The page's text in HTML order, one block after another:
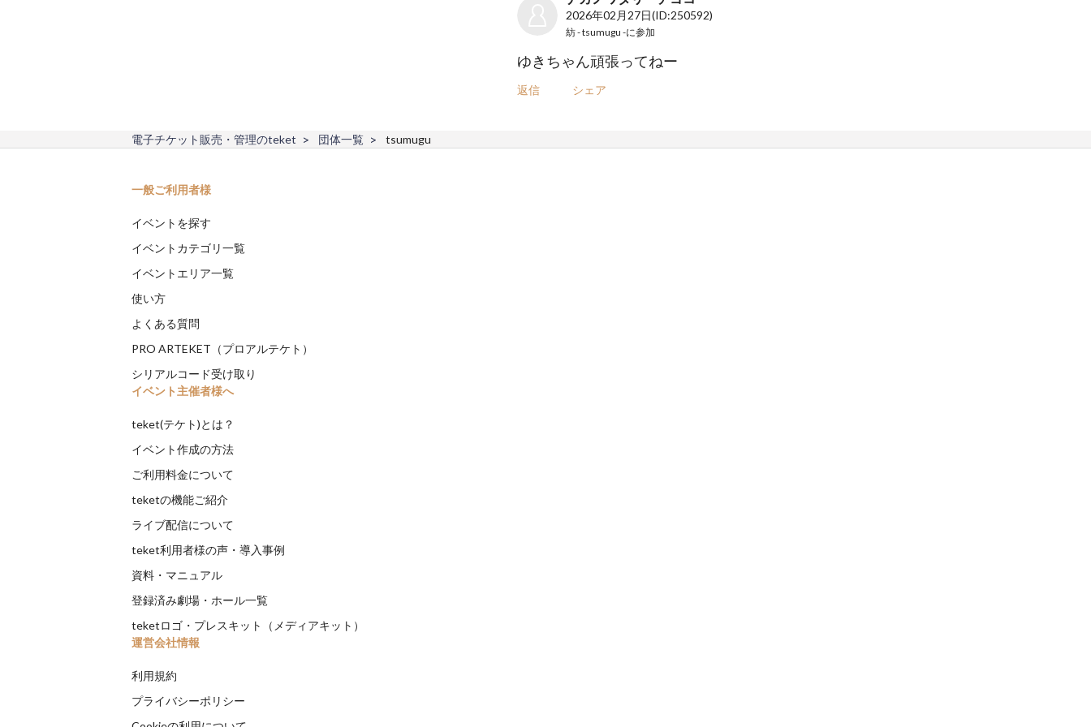
2026年02月27日(ID:250592)
紡 - tsumugu -に参加
ゆきちゃん頑張ってねー
返信 シェア
電子チケット販売・管理のteket 団体一覧 tsumugu
一般ご利用者様
イベントを探す
イベントカテゴリ一覧
イベントエリア一覧
使い方
よくある質問
PRO ARTEKET（プロアルテケト）
シリアルコード受け取り
イベント主催者様へ
teket(テケト)とは？
イベント作成の方法
ご利用料金について
teketの機能ご紹介
ライブ配信について
teket利用者様の声・導入事例
資料・マニュアル
登録済み劇場・ホール一覧
teketロゴ・プレスキット（メディアキット）
運営会社情報
利用規約
プライバシーポリシー